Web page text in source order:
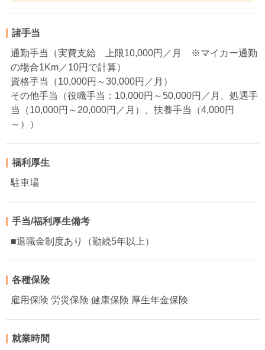
諸手当
通勤手当（実費支給 上限10,000円／月 ※マイカー通勤
の場合1Km／10円で計算）
資格手当（10,000円～30,000円／月）
その他手当（役職手当：10,000円～50,000円／月、処遇手
当（10,000円～20,000円／月）、扶養手当（4,000円
～））
福利厚生
駐車場
手当/福利厚生備考
■退職金制度あり（勤続5年以上）
各種保険
雇用保険 労災保険 健康保険 厚生年金保険
就業時間